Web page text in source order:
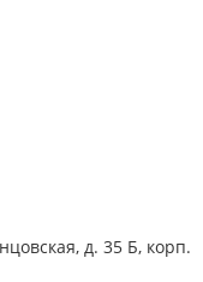
д. 35 Б, корп.